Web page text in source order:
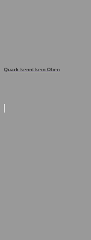
Quark kennt kein Oben